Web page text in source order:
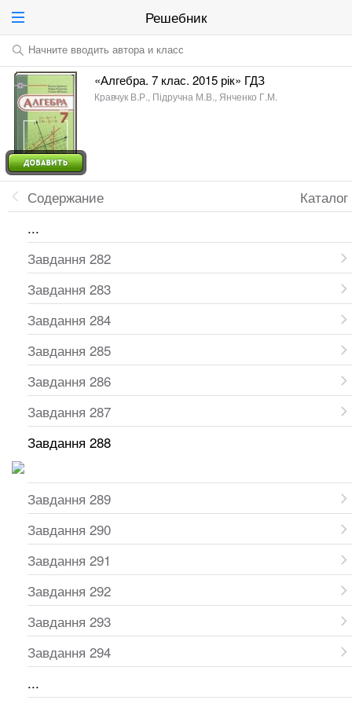
Решебник
Начните вводить автора и класс
«Алгебра. 7 клас. 2015 рік» ГДЗ
Кравчук В.Р., Підручна М.В., Янченко Г.М.
Каталог
Содержание
...
Завдання 282
Завдання 283
Завдання 284
Завдання 285
Завдання 286
Завдання 287
Завдання 288
Завдання 289
Завдання 290
Завдання 291
Завдання 292
Завдання 293
Завдання 294
...